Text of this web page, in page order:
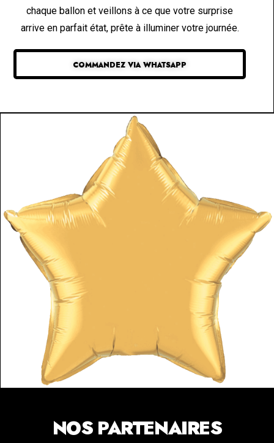
chaque ballon et veillons à ce que votre surprise
arrive en parfait état, prête à illuminer votre journée.
COMMANDEZ VIA WHATSAPP
NOS PARTENAIRES